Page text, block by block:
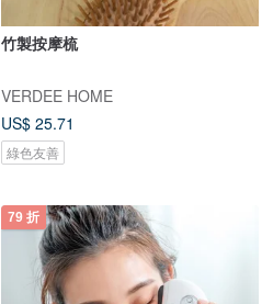
竹製按摩梳
VERDEE HOME
US$ 25.71
綠色友善
79 折